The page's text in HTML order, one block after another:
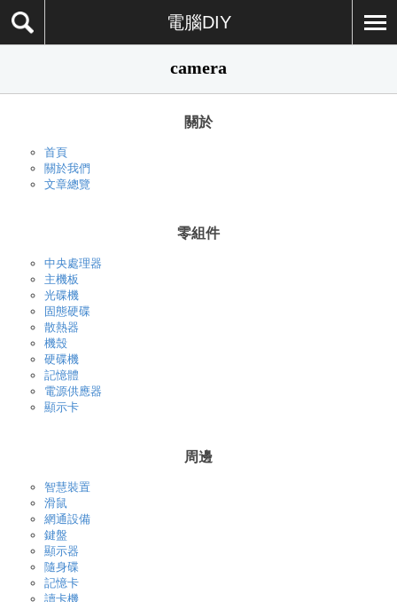
電腦DIY
camera
關於
首頁
關於我們
文章總覽
零組件
中央處理器
主機板
光碟機
固態硬碟
散熱器
機殼
硬碟機
記憶體
電源供應器
顯示卡
周邊
智慧裝置
滑鼠
網通設備
鍵盤
顯示器
隨身碟
記憶卡
讀卡機